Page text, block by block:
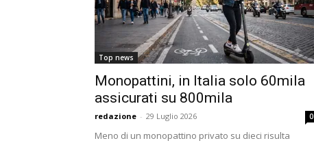
Top news
Monopattini, in Italia solo 60mila
assicurati su 800mila
redazione - 29 Luglio 2026 0
Meno di un monopattino privato su dieci risulta